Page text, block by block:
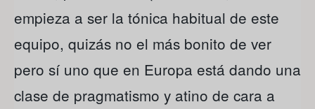
empieza a ser la tónica habitual de este
equipo, quizás no el más bonito de ver
pero sí uno que en Europa está dando una
clase de pragmatismo y atino de cara a